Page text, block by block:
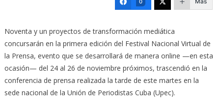
Noventa y un proyectos de transformación mediática
concursarán en la primera edición del Festival Nacional Virtual de
la Prensa, evento que se desarrollará de manera online —en esta
ocasión— del 24 al 26 de noviembre próximos, trascendió en la
conferencia de prensa realizada la tarde de este martes en la
sede nacional de la Unión de Periodistas Cuba (Upec).